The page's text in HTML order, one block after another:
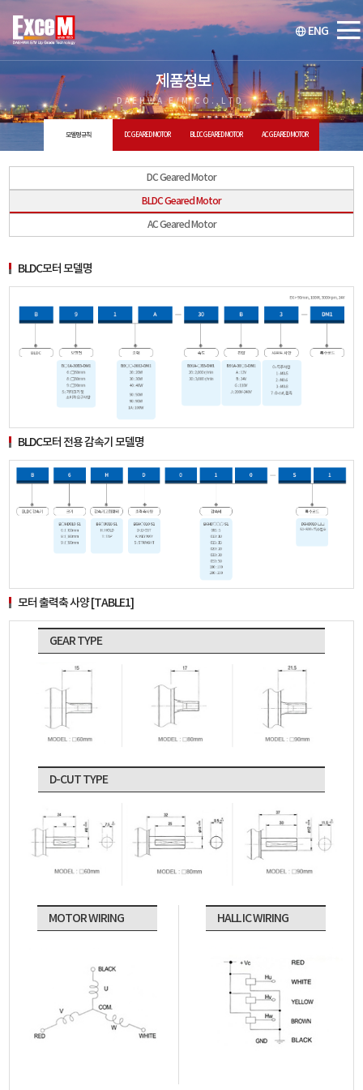
ENG
제품정보
DAEHWA E/M CO.,LTD.
모델명 규칙 DC GEARED MOTOR BLDC GEARED MOTOR AC GEARED MOTOR
DC Geared Motor
BLDC Geared Motor
AC Geared Motor
BLDC모터 모델명
BLDC모터 전용 감속기 모델명
모터 출력축 사양 [TABLE1]
GEAR TYPE
D-CUT TYPE
MOTOR WIRING HALL IC WIRING